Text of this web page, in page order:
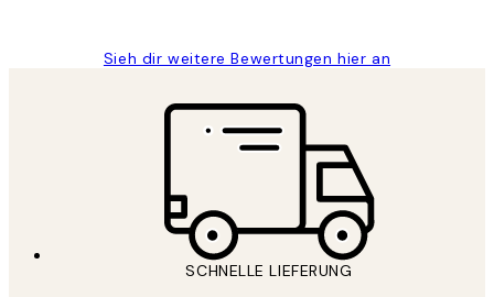
Sieh dir weitere Bewertungen hier an
SCHNELLE LIEFERUNG